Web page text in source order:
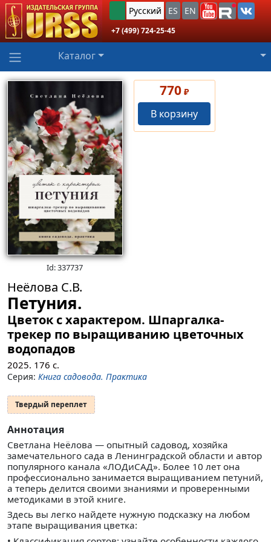
Русский ES EN
+7 (499) 724-25-45
Каталог
Id: 337737
770 ₽
В корзину
Неёлова С.В.
Петуния.
Цветок с характером. Шпаргалка-
трекер по выращиванию цветочных
водопадов
2025. 176 с.
Серия: Книга садовода. Практика
Твердый переплет
Аннотация
Светлана Неёлова — опытный садовод, хозяйка
замечательного сада в Ленинградской области и автор
популярного канала «ЛОДиСАД». Более 10 лет она
профессионально занимается выращиванием петуний,
а теперь делится своими знаниями и проверенными
методиками в этой книге.
Здесь вы легко найдете нужную подсказку на любом
этапе выращивания цветка: